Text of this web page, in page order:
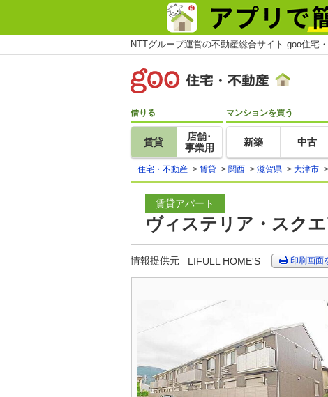
NTTグループ運営の不動産総合サイト goo住宅
借りる
賃貸
店舗･
事業用
マンションを買う
新築 中古
住宅・不動産 > 賃貸 > 関西 > 滋賀県 > 大津市 >
賃貸アパート
ヴィステリア・スク
情報提供元 LIFULL HOME'S 印刷画面